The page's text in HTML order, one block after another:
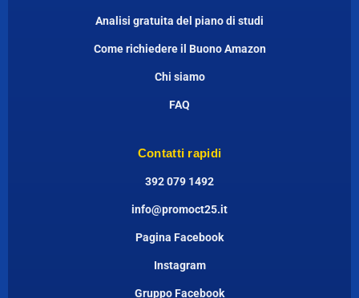
Analisi gratuita del piano di studi
Come richiedere il Buono Amazon
Chi siamo
FAQ
Contatti rapidi
392 079 1492
info@promoct25.it
Pagina Facebook
Instagram
Gruppo Facebook